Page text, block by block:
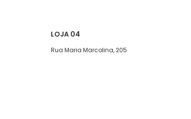
LOJA 04
Rua Maria Marcolina, 205